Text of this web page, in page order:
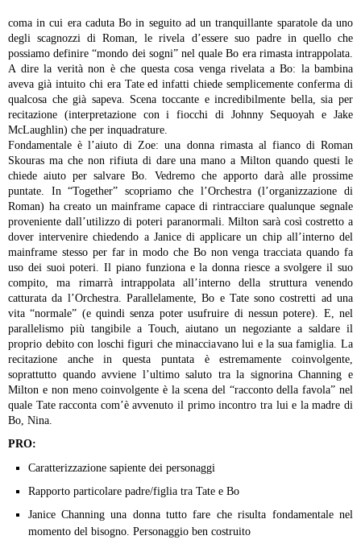
coma in cui era caduta Bo in seguito ad un tranquillante sparatole da uno
degli scagnozzi di Roman, le rivela d’essere suo padre in quello che
possiamo definire “mondo dei sogni” nel quale Bo era rimasta intrappolata.
A dire la verità non è che questa cosa venga rivelata a Bo: la bambina
aveva già intuito chi era Tate ed infatti chiede semplicemente conferma di
qualcosa che già sapeva. Scena toccante e incredibilmente bella, sia per
recitazione (interpretazione con i fiocchi di Johnny Sequoyah e Jake
McLaughlin) che per inquadrature.
Fondamentale è l’aiuto di Zoe: una donna rimasta al fianco di Roman
Skouras ma che non rifiuta di dare una mano a Milton quando questi le
chiede aiuto per salvare Bo. Vedremo che apporto darà alle prossime
puntate. In “Together” scopriamo che l’Orchestra (l’organizzazione di
Roman) ha creato un mainframe capace di rintracciare qualunque segnale
proveniente dall’utilizzo di poteri paranormali. Milton sarà così costretto a
dover intervenire chiedendo a Janice di applicare un chip all’interno del
mainframe stesso per far in modo che Bo non venga tracciata quando fa
uso dei suoi poteri. Il piano funziona e la donna riesce a svolgere il suo
compito, ma rimarrà intrappolata all’interno della struttura venendo
catturata da l’Orchestra. Parallelamente, Bo e Tate sono costretti ad una
vita “normale” (e quindi senza poter usufruire di nessun potere). E, nel
parallelismo più tangibile a Touch, aiutano un negoziante a saldare il
proprio debito con loschi figuri che minacciavano lui e la sua famiglia. La
recitazione anche in questa puntata è estremamente coinvolgente,
soprattutto quando avviene l’ultimo saluto tra la signorina Channing e
Milton e non meno coinvolgente è la scena del “racconto della favola” nel
quale Tate racconta com’è avvenuto il primo incontro tra lui e la madre di
Bo, Nina.
PRO:
Caratterizzazione sapiente dei personaggi
Rapporto particolare padre/figlia tra Tate e Bo
Janice Channing una donna tutto fare che risulta fondamentale nel
momento del bisogno. Personaggio ben costruito